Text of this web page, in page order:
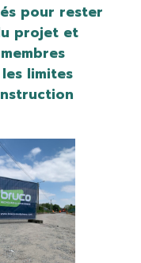
pour rester
projet et
limites